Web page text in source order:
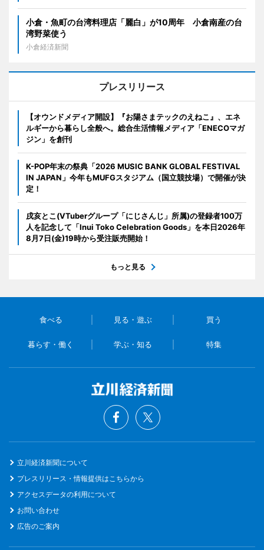
小倉・魚町の台湾料理店「麗白」が10周年 小倉南産の台
湾野菜使う
小倉経済新聞
プレスリリース
【オウンドメディア開設】『お陽さまテックのえねこ』、エネ
ルギーから暮らし全般へ。総合生活情報メディア「ENECOマガ
ジン」を創刊
K-POP年末の祭典「2026 MUSIC BANK GLOBAL FESTIVAL
IN JAPAN」今年もMUFGスタジアム（国立競技場）で開催が決
定！
戌亥とこ(VTuberグループ「にじさんじ」所属)の登録者100万
人を記念して「Inui Toko Celebration Goods」を本日2026年
8月7日(金)19時から受注販売開始！
もっと見る
食べる 見る・遊ぶ 買う
暮らす・働く 学ぶ・知る 特集
立川経済新聞について
プレスリリース・情報提供はこちらから
アクセスデータの利用について
お問い合わせ
広告のご案内